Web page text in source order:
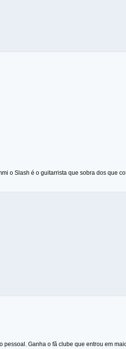
o Slash é o guitarrista que sobra dos que
pessoal. Ganha o fã clube que entrou em